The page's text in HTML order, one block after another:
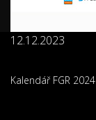
12.12.2023
Kalendář FGR 2024